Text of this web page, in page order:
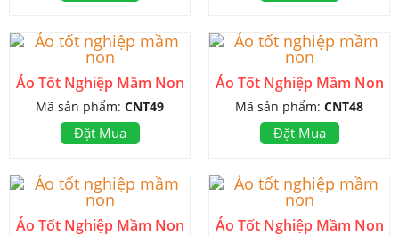
Áo Tốt Nghiệp Mầm Non
Mã sản phẩm: CNT49
Đặt Mua
Áo Tốt Nghiệp Mầm Non
Mã sản phẩm: CNT48
Đặt Mua
Áo Tốt Nghiệp Mầm Non Áo Tốt Nghiệp Mầm Non